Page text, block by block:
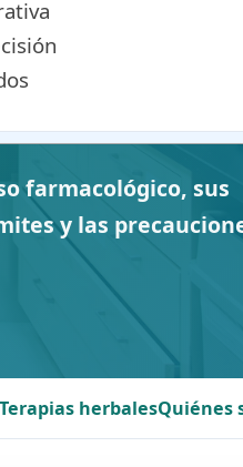
farmacológico, sus
y las
Terapias herbalesQuiénes